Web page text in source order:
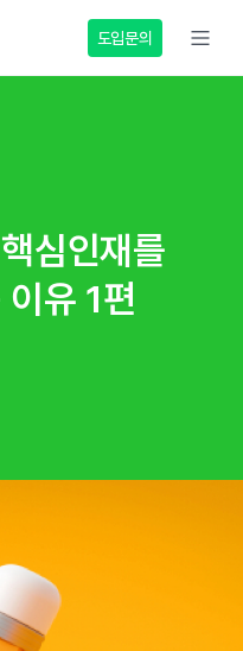
도입문의
심인재를
유 1편